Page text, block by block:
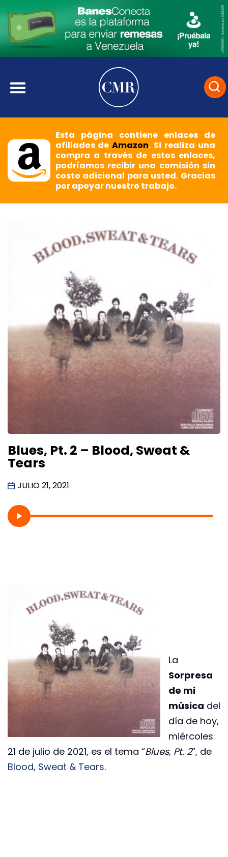
Esta página contiene enlaces de
afiliados deAmazon. Si realiza una
compra a través de estos enlaces,
podríamos recibir una comisión sin
costo adicional para usted. Gracias
por apoyar nuestro trabajo.
Blues, Pt. 2 – Blood, Sweat &
Tears
JULIO 21, 2021
La
Sorpresa
de mi
música del
día de hoy,
miércoles
21 de julio de 2021, es el tema “Blues, Pt. 2”, de
Blood, Sweat & Tears.